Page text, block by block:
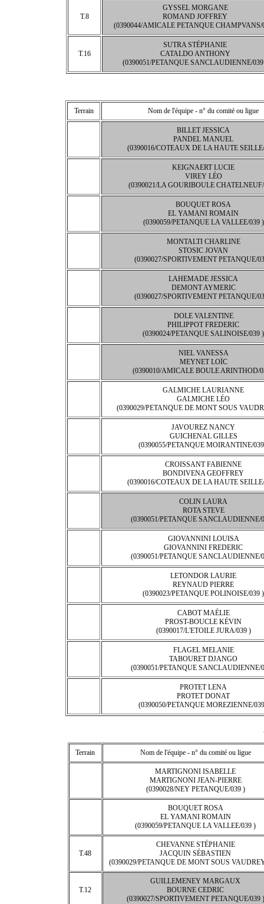
T.8
GYSSEL MORGANE
ROMAND JOFFREY
(0390044/AMICALE PETANQUE CHAMPVANS/
T.16
SUTRA STÉPHANIE
CATALDO ANTHONY
(0390051/PETANQUE SANCLAUDIENNE/
Terrain Nom de l'équipe - n° du comité ou ligue
BILLET JESSICA
PANDEL MANUEL
(0390016/COTEAUX DE LA HAUTE
KEIGNAERT LUCIE
VIREY LÉO
(0390021/LA GOURIBOULE
BOUQUET ROSA
EL YAMANI ROMAIN
(0390059/PETANQUE LA VALLEE/039 )
MONTALTI CHARLINE
STOSIC JOVAN
(0390027/SPORTIVEMENT PETANQUE/
LAHEMADE JESSICA
DEMONT AYMERIC
(0390027/SPORTIVEMENT PETANQUE/
DOLE VALENTINE
PHILIPPOT FREDERIC
(0390024/PETANQUE SALINOISE/039 )
NIEL VANESSA
MEYNET LOÏC
(0390010/AMICALE BOULE ARINTHOD/
GALMICHE LAURIANNE
GALMICHE LÉO
(0390029/PETANQUE DE MONT SOUS
JAVOUREZ NANCY
GUICHENAL GILLES
(0390055/PETANQUE MOIRANTINE/
CROISSANT FABIENNE
BONDIVENA GEOFFREY
(0390016/COTEAUX DE LA HAUTE
COLIN LAURA
ROTA STEVE
(0390051/PETANQUE SANCLAUDIENNE/
GIOVANNINI LOUISA
GIOVANNINI FREDERIC
(0390051/PETANQUE SANCLAUDIENNE/
LETONDOR LAURIE
REYNAUD PIERRE
(0390023/PETANQUE POLINOISE/039 )
CABOT MAÉLIE
PROST-BOUCLE KÉVIN
(0390017/L'ETOILE JURA/039 )
FLAGEL MELANIE
TABOURET DJANGO
(0390051/PETANQUE SANCLAUDIENNE/
PROTET LENA
PROTET DONAT
(0390050/PETANQUE MOREZIENNE/
Terrain Nom de l'équipe - n° du comité ou ligue
MARTIGNONI ISABELLE
MARTIGNONI JEAN-PIERRE
(0390028/NEY PETANQUE/039 )
BOUQUET ROSA
EL YAMANI ROMAIN
(0390059/PETANQUE LA VALLEE/039 )
T.48
CHEVANNE STÉPHANIE
JACQUIN SÉBASTIEN
(0390029/PETANQUE DE MONT SOUS
T.12
GUILLEMENEY MARGAUX
BOURNE CEDRIC
(0390027/SPORTIVEMENT PETANQUE/039 )